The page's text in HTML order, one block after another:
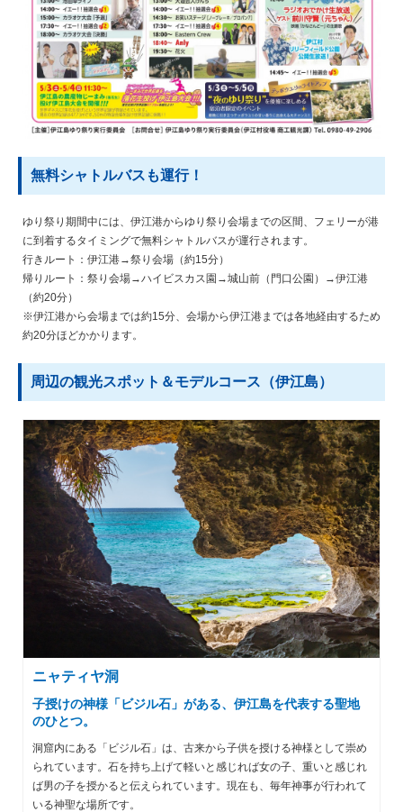
無料シャトルバスも運行！
ゆり祭り期間中には、伊江港からゆり祭り会場までの区間、フェリーが港
に到着するタイミングで無料シャトルバスが運行されます。
行きルート：伊江港→祭り会場（約15分）
帰りルート：祭り会場→ハイビスカス園→城山前（門口公園）→伊江港
（約20分）
※伊江港から会場までは約15分、会場から伊江港までは各地経由するため
約20分ほどかかります。
周辺の観光スポット＆モデルコース（伊江島）
ニャティヤ洞
子授けの神様「ビジル石」がある、伊江島を代表する聖地
のひとつ。
洞窟内にある「ビジル石」は、古来から子供を授ける神様として崇め
られています。石を持ち上げて軽いと感じれば女の子、重いと感じれ
ば男の子を授かると伝えられています。現在も、毎年神事が行われて
いる神聖な場所です。